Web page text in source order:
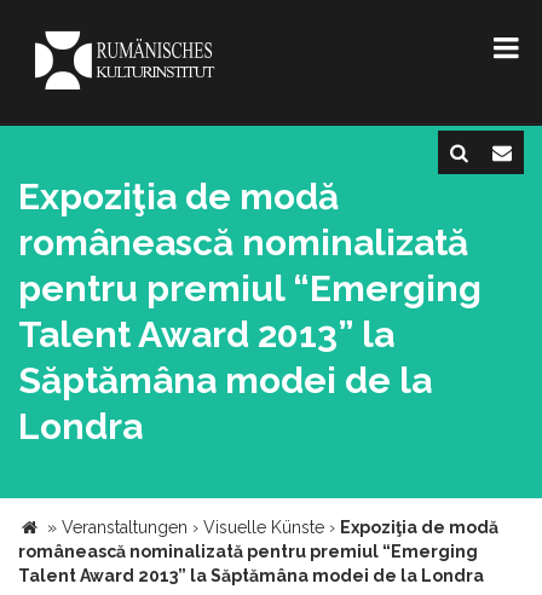
Expoziţia de modă
românească nominalizată
pentru premiul “Emerging
Talent Award 2013” la
Săptămâna modei de la
Londra
» Veranstaltungen › Visuelle Künste › Expoziţia de modă
românească nominalizată pentru premiul “Emerging
Talent Award 2013” la Săptămâna modei de la Londra